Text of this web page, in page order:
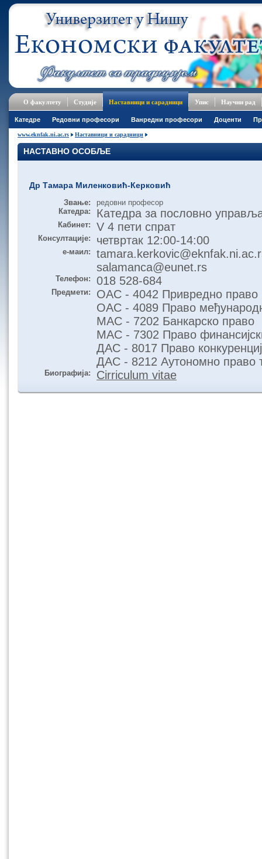
О факултету Студије Наставници и сарадници Упис Научни рад
Катедре Редовни професори Ванредни професори Доценти
www.eknfak.ni.ac.rs Наставници и сарадници
НАСТАВНО ОСОБЉЕ
Др Тамара Миленковић-Керковић
Звање:
редовни професор
Катедра:
Катедра за пословно
Кабинет: V 4 пети спрат
Консултације: четвртак 12:00-14:00
е-маил:
salamanca@eunet.rs
Телефон: 018 528-684
Предмети:
ОАС - 4042 Привредно право
ОАС - 4089 Право
МАС - 7202 Банкарско право
МАС - 7302 Право
ДАС - 8017 Право
ДАС - 8212 Аутономно право
Биографија: Cirriculum vitae